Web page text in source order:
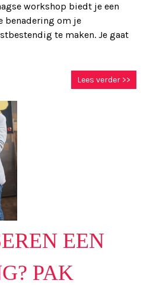
workshop biedt je een
benadering om je
te maken. Je gaat
Lees verder >>
EEN
PAK